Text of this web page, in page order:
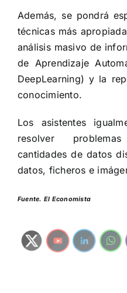
Además, se pondrá
técnicas más
análisis masivo de
de Aprendizaje
DeepLearning) y la
conocimiento.
Los asistentes
resolver
cantidades de datos
datos, ficheros e
Fuente. El Economista